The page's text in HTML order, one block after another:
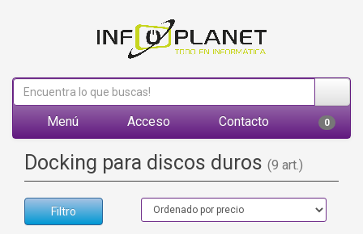
Menú Acceso Contacto 0
Docking para discos duros (9 art.)
Filtro